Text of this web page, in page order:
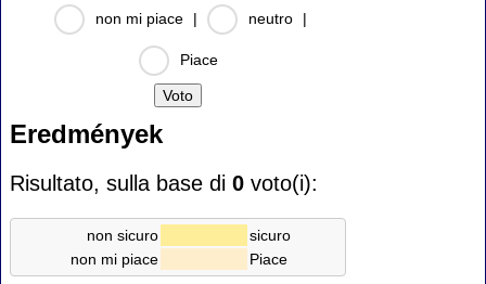
non mi piace
| neutro |
Piace
Eredmények
Risultato, sulla base di 0 voto(i):
non sicuro
sicuro
non mi piace
Piace